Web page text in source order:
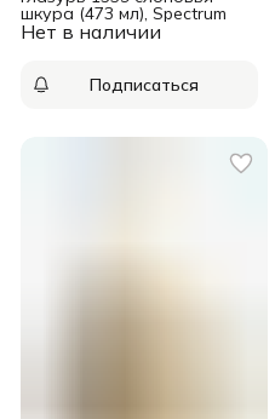
Нет в наличии
шкура (473 мл), Spectrum
Подписаться